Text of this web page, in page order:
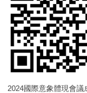
2024國際意象體現會議